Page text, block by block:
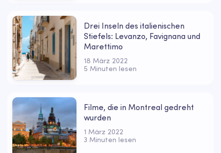
Drei Inseln des italienischen
Stiefels: Levanzo, Favignana und
Marettimo
18 März 2022
5 Minuten lesen
Filme, die in Montreal gedreht
wurden
1 März 2022
3 Minuten lesen